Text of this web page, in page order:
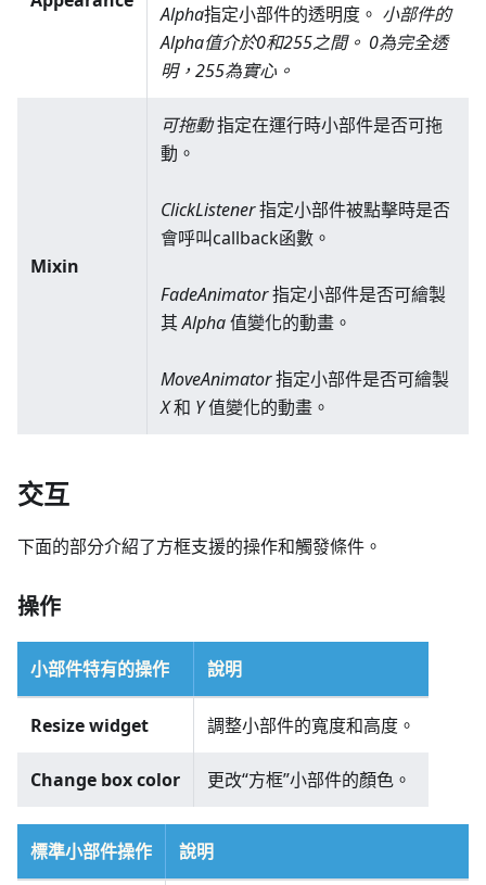
Alpha指定小部件的透明度。 小部件的
Alpha值介於0和255之間。 0為完全透
明，255為實心。
Mixin
可拖動指定在運行時小部件是否可拖
動。
ClickListener指定小部件被點擊時是否
會呼叫callback函數。
FadeAnimator指定小部件是否可繪製
其Alpha值變化的動畫。
MoveAnimator指定小部件是否可繪製
X和 Y值變化的動畫。
交互
下面的部分介紹了方框支援的操作和觸發條件。
操作
小部件特有的操作 說明
Resize widget 調整小部件的寬度和高度。
Change box color 更改“方框”小部件的顏色。
標準小部件操作 說明